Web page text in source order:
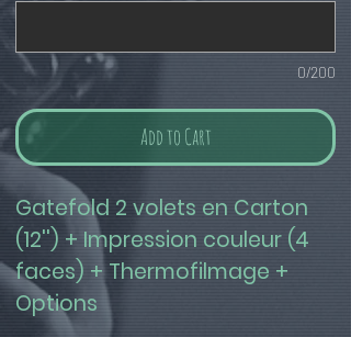
0/200
Add to Cart
Gatefold 2 volets en Carton
(12'') + Impression couleur (4
faces) + Thermofilmage +
Options